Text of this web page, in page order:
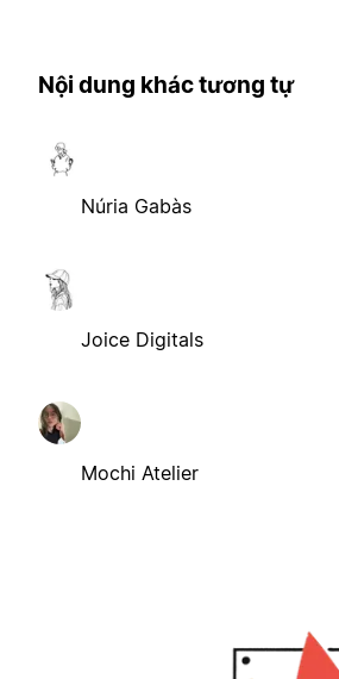
Nội dung khác tương tự
Núria Gabàs
Joice Digitals
Mochi Atelier